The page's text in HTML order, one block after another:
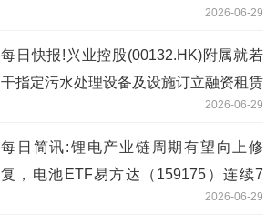
2026-06-29
每日快报!兴业控股(00132.HK)附属就若
干指定污水处理设备及设施订立融资租赁
2026-06-29
每日简讯:锂电产业链周期有望向上修
复，电池ETF易方达（159175）连续7
2026-06-29